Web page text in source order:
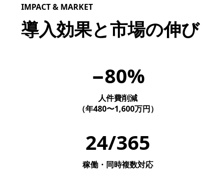
IMPACT & MARKET
導入効果と市場の伸び
−80%
人件費削減
（年480〜1,600万円）
24/365
稼働・同時複数対応